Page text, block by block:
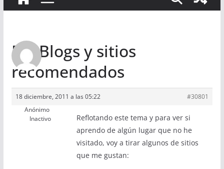
Re: Blogs y sitios
recomendados
18 diciembre, 2011 a las 05:22
#30801
Anónimo
Inactivo
Reflotando este tema y para ver si
aprendo de algún lugar que no he
visitado, voy a tirar algunos de sitios
que me gustan: